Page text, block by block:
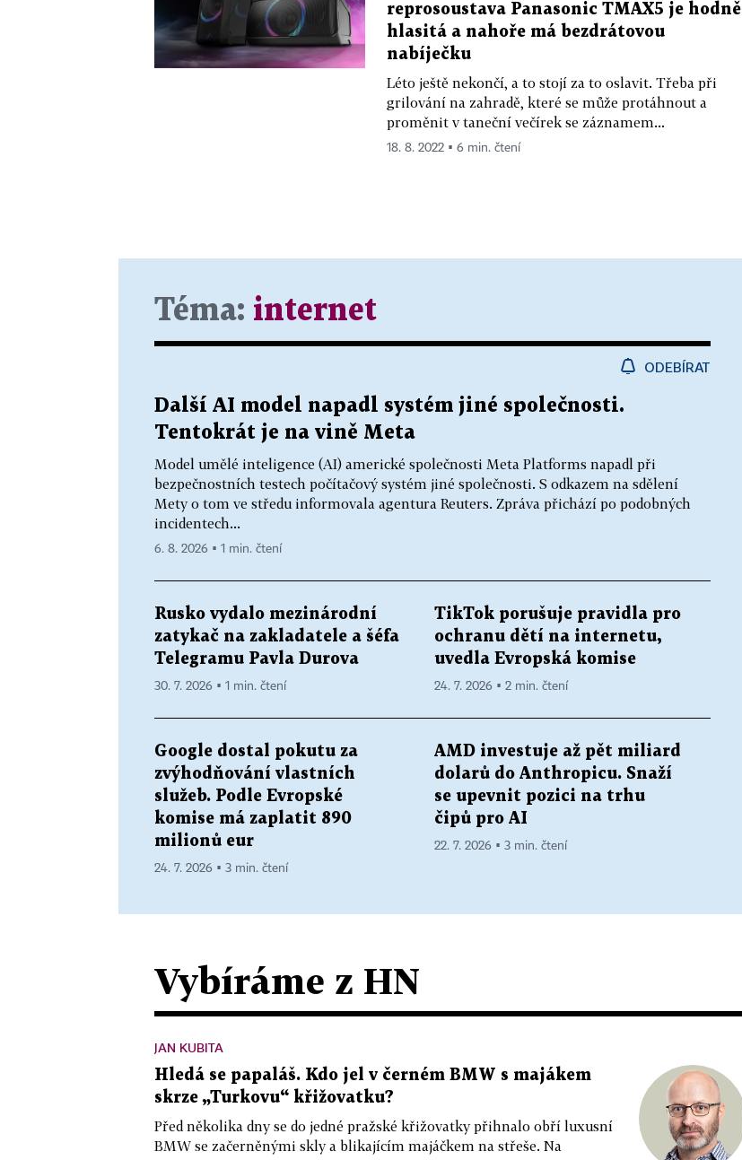
reprosoustava Panasonic TMAX5 je hodně
hlasitá a nahoře má bezdrátovou
nabíječku
Léto ještě nekončí, a to stojí za to oslavit. Třeba při
grilování na zahradě, které se může protáhnout a
proměnit v taneční večírek se záznamem...
18. 8. 2022 ▪ 6 min. čtení
Téma: internet
ODEBÍRAT
Další AI model napadl systém jiné společnosti.
Tentokrát je na vině Meta
Model umělé inteligence (AI) americké společnosti Meta Platforms napadl při
bezpečnostních testech počítačový systém jiné společnosti. S odkazem na sdělení
Mety o tom ve středu informovala agentura Reuters. Zpráva přichází po podobných
incidentech...
6. 8. 2026 ▪ 1 min. čtení
Rusko vydalo mezinárodní
zatykač na zakladatele a šéfa
Telegramu Pavla Durova
30. 7. 2026 ▪ 1 min. čtení
TikTok porušuje pravidla pro
ochranu dětí na internetu,
uvedla Evropská komise
24. 7. 2026 ▪ 2 min. čtení
Google dostal pokutu za
zvýhodňování vlastních
služeb. Podle Evropské
komise má zaplatit 890
milionů eur
24. 7. 2026 ▪ 3 min. čtení
AMD investuje až pět miliard
dolarů do Anthropicu. Snaží
se upevnit pozici na trhu
čipů pro AI
22. 7. 2026 ▪ 3 min. čtení
Vybíráme z HN
JAN KUBITA
Hledá se papaláš. Kdo jel v černém BMW s majákem
skrze „Turkovu“ křižovatku?
Před několika dny se do jedné pražské křižovatky přihnalo obří luxusní
BMW se začerněnými skly a blikajícím majáčkem na střeše. Na